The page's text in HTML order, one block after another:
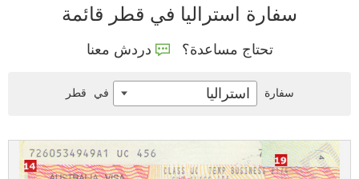
سفارة استراليا في قطر قائمة
تحتاج مساعدة؟ دردش معنا
سفارة استراليا في قطر